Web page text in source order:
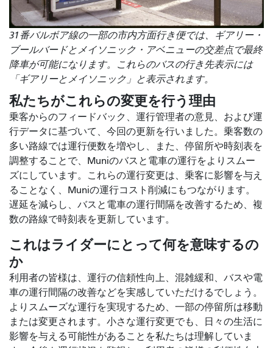
31番バルボア線の一部の市内方面行き便では、ギアリー・
ブールバードとメイソニック・アベニューの交差点で最終
降車が可能になります。これらのバスの行き先表示には
「ギアリーとメイソニック」と表示されます。
私たちがこれらの変更を行う理由
乗客からのフィードバック、運行管理者の意見、および運
行データに基づいて、今回の更新を行いました。乗客数の
多い路線では運行便数を増やし、また、停留所や時刻表を
調整することで、Muniのバスと電車の運行をよりスムー
ズにしています。これらの運行変更は、乗客に影響を与え
ることなく、Muniの運行コスト削減にもつながります。
遅延を減らし、バスと電車の運行間隔を改善するため、複
数の路線で時刻表を更新しています。
これはライダーにとって何を意味するの
か
利用者の皆様は、運行の信頼性向上、混雑緩和、バスや電
車の運行間隔の改善などを実感していただけるでしょう。
よりスムーズな運行を実現するため、一部の停留所は移動
または変更されます。小さな運行変更でも、日々の生活に
影響を与える可能性があることを私たちは理解していま